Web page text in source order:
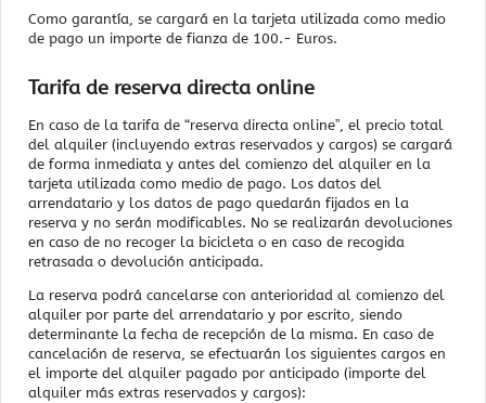
Como garantía, se cargará en la tarjeta utilizada como medio
de pago un importe de fianza de 100.- Euros.
Tarifa de reserva directa online
En caso de la tarifa de “reserva directa onlineˮ, el precio total
del alquiler (incluyendo extras reservados y cargos) se cargará
de forma inmediata y antes del comienzo del alquiler en la
tarjeta utilizada como medio de pago. Los datos del
arrendatario y los datos de pago quedarán fijados en la
reserva y no serán modificables. No se realizarán devoluciones
en caso de no recoger la bicicleta o en caso de recogida
retrasada o devolución anticipada.
La reserva podrá cancelarse con anterioridad al comienzo del
alquiler por parte del arrendatario y por escrito, siendo
determinante la fecha de recepción de la misma. En caso de
cancelación de reserva, se efectuarán los siguientes cargos en
el importe del alquiler pagado por anticipado (importe del
alquiler más extras reservados y cargos):